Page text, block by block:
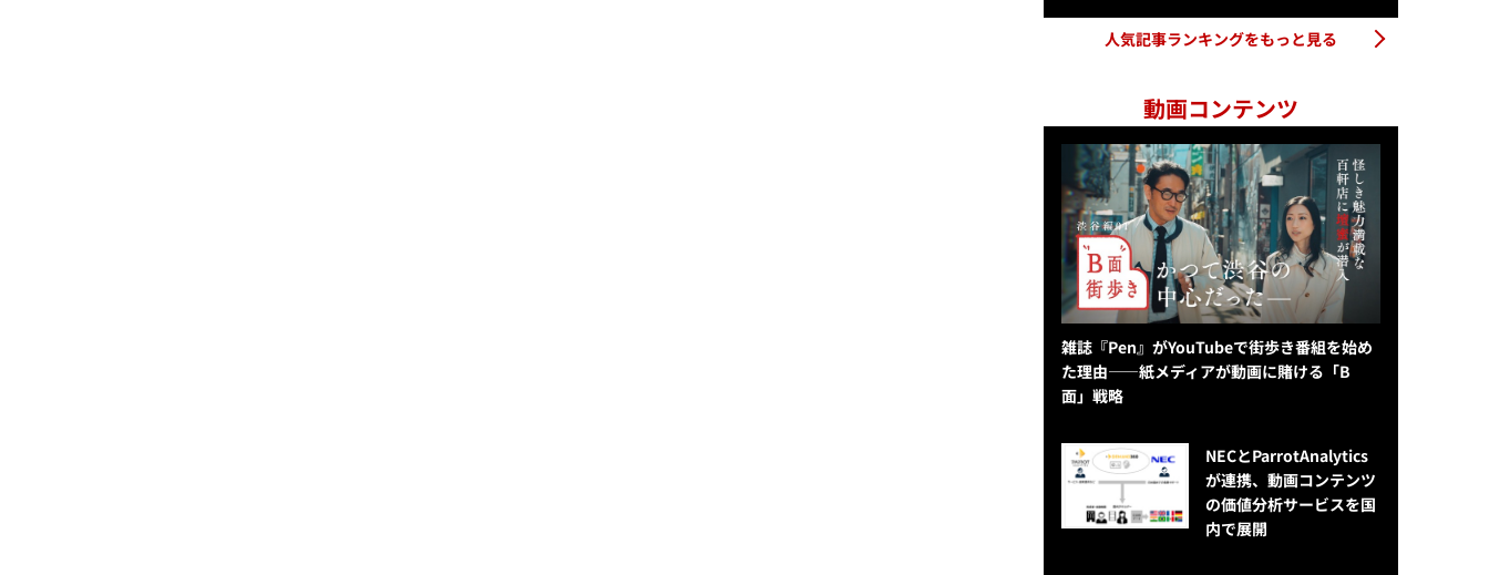
人気記事ランキングをもっと見る
動画コンテンツ
雑誌『Pen』がYouTubeで街歩き番組を始め
た理由——紙メディアが動画に賭ける「B
面」戦略
NECとParrotAnalytics
が連携、動画コンテンツ
の価値分析サービスを国
内で展開